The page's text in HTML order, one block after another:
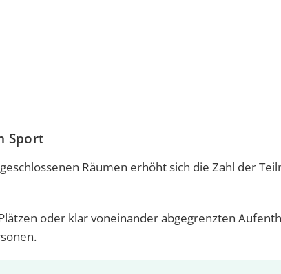
Sport
Räumen erhöht sich die Zahl der
oder klar voneinander abgegrenzten